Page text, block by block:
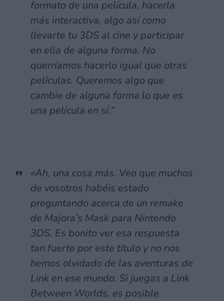
formato de una película, hacerla
más interactiva, algo así como
llevarte tu 3DS al cine y participar
en ella de alguna forma. No
querríamos hacerlo igual que otras
películas. Queremos algo que
cambie de alguna forma lo que es
una película en sí.”
«Ah, una cosa más. Veo que muchos
de vosotros habéis estado
preguntando acerca de un remake
de Majora’s Mask para Nintendo
3DS. Es bonito ver esa respuesta
tan fuerte por este título y no nos
hemos olvidado de las aventuras de
Link en ese mundo. Si juegas a Link
Between Worlds, es posible